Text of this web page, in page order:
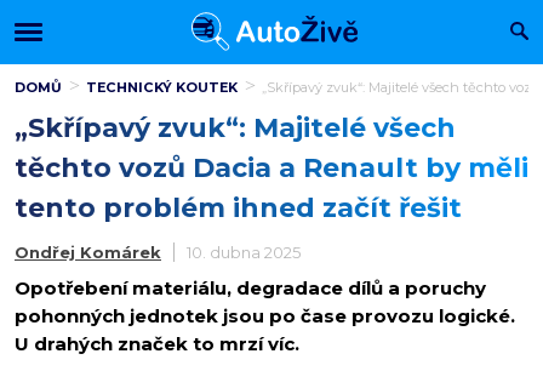
DOMŮ TECHNICKÝ KOUTEK „Skřípavý zvuk“: Majitelé všech těchto
„Skřípavý zvuk“: Majitelé všech
těchto vozů Dacia a Renault by měli
tento problém ihned začít řešit
Ondřej Komárek 10. dubna 2025
Opotřebení materiálu, degradace dílů a poruchy
pohonných jednotek jsou po čase provozu logické.
U drahých značek to mrzí víc.